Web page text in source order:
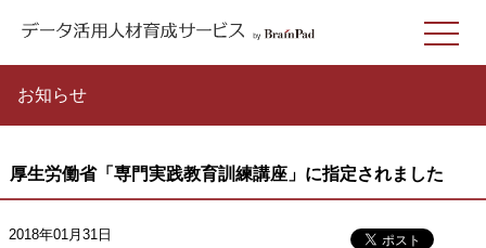
お知らせ
厚生労働省「専門実践教育訓練講座」に指定されました
2018年01月31日